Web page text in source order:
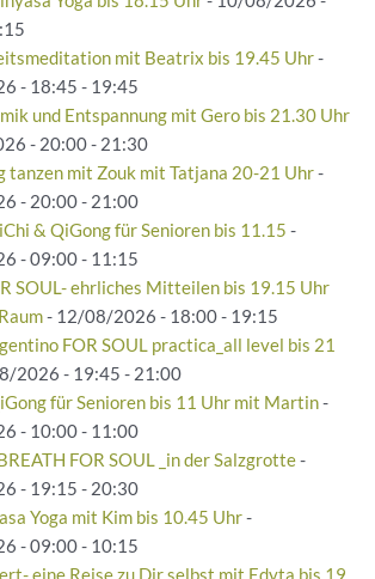
mit Beatrix bis 19.45 Uhr-
- 18:45 - 19:45
und Entspannung mit Gero bis 21.30 Uhr
- 20:00 - 21:30
tanzen mit Zouk mit Tatjana 20-21 Uhr-
- 20:00 - 21:00
& QiGong für Senioren bis 11.15 -
- 09:00 - 11:15
SOUL- ehrliches Mitteilen bis 19.15 Uhr
- 12/08/2026 - 18:00 - 19:15
FOR SOUL practica_all level bis 21
2026 - 19:45 - 21:00
für Senioren bis 11 Uhr mit Martin-
- 10:00 - 11:00
FOR SOUL _in der Salzgrotte-
- 19:15 - 20:30
Yoga mit Kim bis 10.45 Uhr-
- 09:00 - 10:15
eine Reise zu Dir selbst mit Edyta bis 19